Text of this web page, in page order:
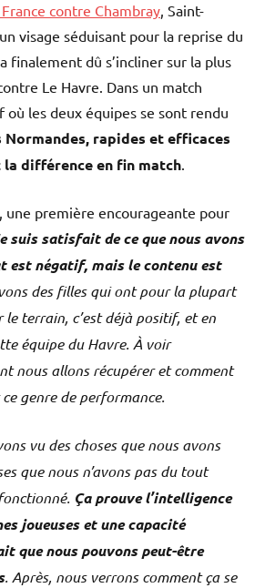
contre Chambray, Saint-
visage séduisant pour la reprise du
finalement dû s’incliner sur la plus
Le Havre. Dans un match
les deux équipes se sont rendu
Normandes, rapides et efficaces
différence en fin match.
une première encourageante pour
suis satisfait de ce que nous avons
est négatif, mais le contenu est
des filles qui ont pour la plupart
terrain, c’est déjà positif, et en
équipe du Havre. À voir
nous allons récupérer et comment
genre de performance.
vu des choses que nous avons
que nous n’avons pas du tout
Ça prouve l’intelligence
joueuses et une capacité
que nous pouvons peut-être
. Après, nous verrons comment ça se